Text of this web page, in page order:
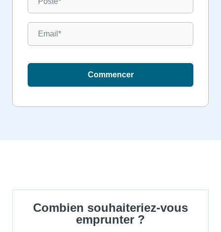
Commencer
Combien souhaiteriez-vous
emprunter ?